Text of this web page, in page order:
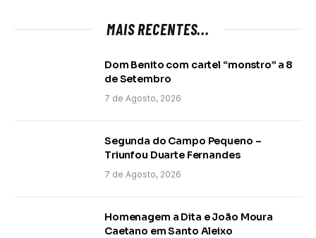
MAIS RECENTES...
Dom Benito com cartel “monstro” a 8
de Setembro
7 de Agosto, 2026
Segunda do Campo Pequeno –
Triunfou Duarte Fernandes
7 de Agosto, 2026
Homenagem a Dita e João Moura
Caetano em Santo Aleixo